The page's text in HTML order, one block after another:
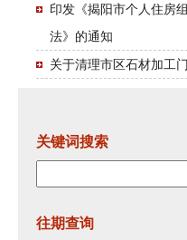
印发《揭阳市个人住房
法》的通知
关于清理市区石材加工
关键词搜索
往期查询